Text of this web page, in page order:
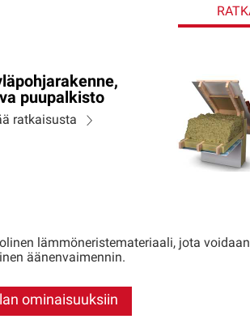
puupalkisto
ratkaisusta
lämmöneristemateriaali, jota
äänenvaimennin.
ominaisuuksiin